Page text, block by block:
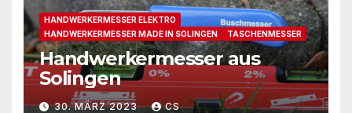
HANDWERKERMESSER ELEKTRO
HANDWERKERMESSER MADE IN SOLINGEN
TASCHENMESSER
Handwerkermesser aus
Solingen
30. MÄRZ 2023 CS